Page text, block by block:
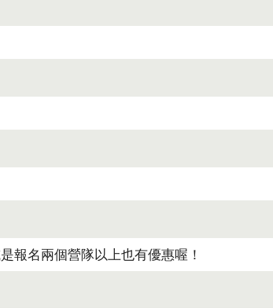
報名兩個營隊以上也有優惠喔！